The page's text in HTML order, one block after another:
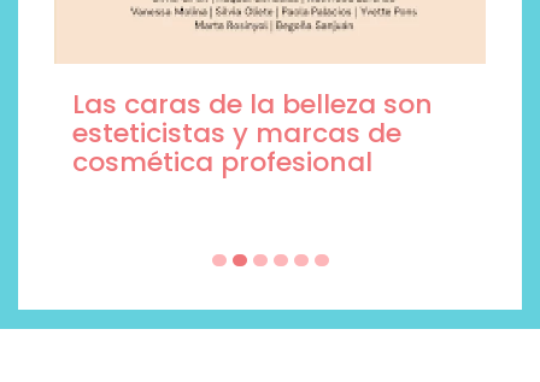
Ni princesas ni dragones:
tres libros escritos por
mujeres para regalar este